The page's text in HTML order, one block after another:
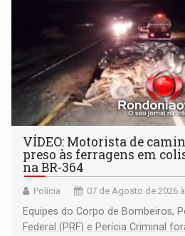
VÍDEO: Motorista de
preso às ferragens em
na BR-364
Polícia 07 de Agosto de 2026
Equipes do Corpo de Bombeiros,
Federal (PRF) e Perícia Criminal